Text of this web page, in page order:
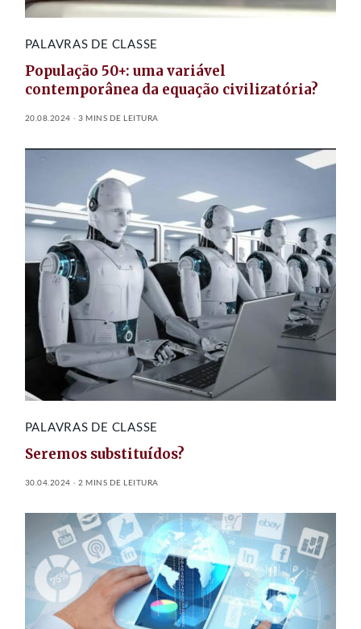
PALAVRAS DE CLASSE
População 50+: uma variável
contemporânea da equação civilizatória?
20.08.2024 3 MINS DE LEITURA
PALAVRAS DE CLASSE
Seremos substituídos?
30.04.2024 2 MINS DE LEITURA